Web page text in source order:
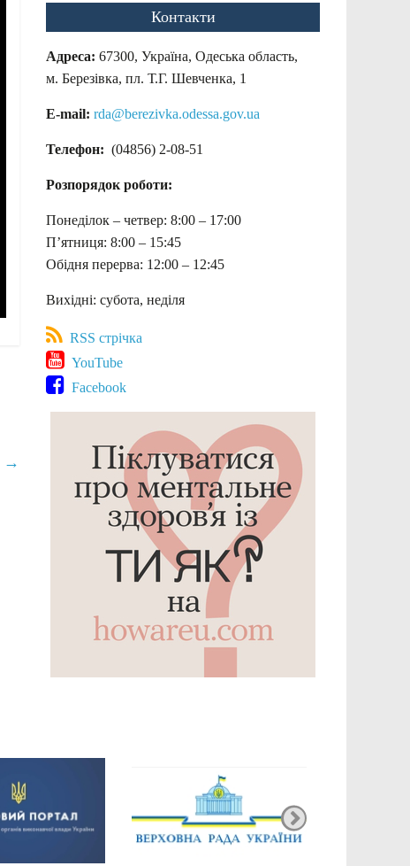
→
Контакти
Адреса: 67300, Україна, Одеська область,
м. Березівка, пл. Т.Г. Шевченка, 1
E-mail: rda@berezivka.odessa.gov.ua
Телефон: (04856) 2-08-51
Розпорядок роботи:
Понеділок – четвер: 8:00 – 17:00
П’ятниця: 8:00 – 15:45
Обідня перерва: 12:00 – 12:45
Вихідні: субота, неділя
RSS стрічка
YouTube
Facebook